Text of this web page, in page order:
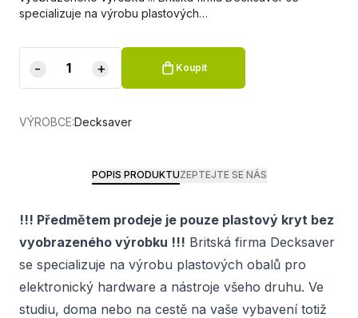
specializuje na výrobu plastových…
- + Koupit
VÝROBCE:Decksaver
POPIS PRODUKTUZEPTEJTE SE NÁS
!!! Předmětem prodeje je pouze plastový kryt bez
vyobrazeného výrobku !!! Britská firma Decksaver
se specializuje na výrobu plastových obalů pro
elektronický hardware a nástroje všeho druhu. Ve
studiu, doma nebo na cestě na vaše vybavení totiž